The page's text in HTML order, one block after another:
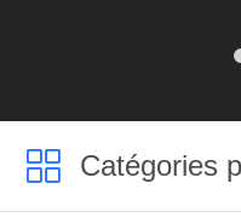
est
intérêt
Catégories